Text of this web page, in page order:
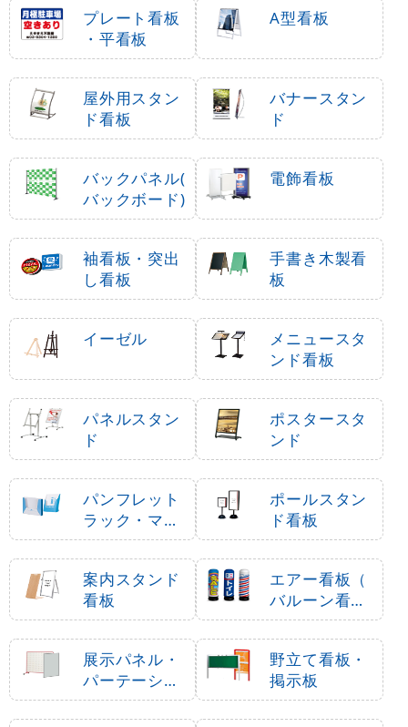
プレート看板
・平看板
A型看板
屋外用スタン
ド看板
バナースタン
ド
バックパネル(
バックボード)
電飾看板
袖看板・突出
し看板
手書き木製看
板
イーゼル
メニュースタ
ンド看板
パネルスタン
ド
ポスタースタ
ンド
パンフレット
ラック・マガ
ジンラック
ポールスタン
ド看板
案内スタンド
看板
エアー看板（
バルーン看板
）
展示パネル・
パーテーショ
ン
野立て看板・
掲示板